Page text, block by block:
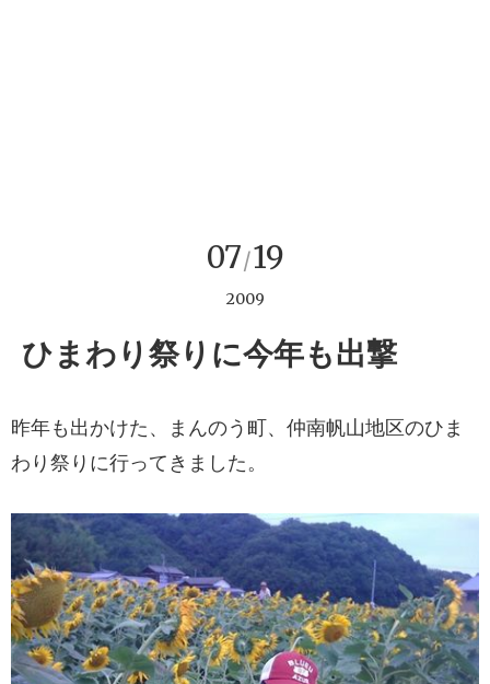
07/19
2009
ひまわり祭りに今年も出撃
昨年も出かけた、まんのう町、仲南帆山地区のひま
わり祭りに行ってきました。